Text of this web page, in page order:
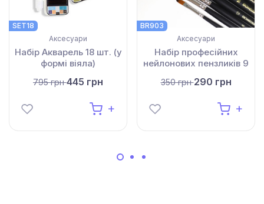
SET18
Аксесуари
Набір Акварель 18 шт. (у
формі віяла)
795 грн445 грн
BR903
Аксесуари
Набір професійних
нейлонових пензликів 9
вставками)
350 грн290 грн